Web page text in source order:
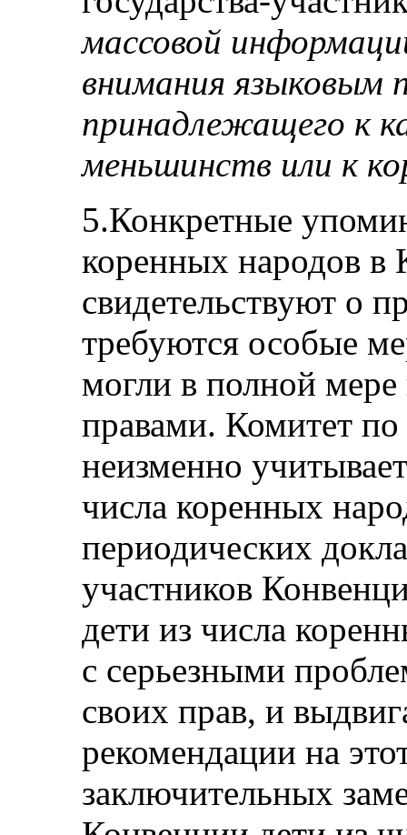
массовой
внимания языковым
принадлежащего к
меньшинств или к
5.Конкретные
коренных народов в
свидетельствуют о
требуются особые
могли в полной мере
правами. Комитет по
неизменно
числа коренных
периодических
участников
дети из числа
с серьезными
своих прав, и
рекомендации на
заключительных